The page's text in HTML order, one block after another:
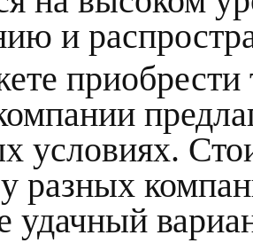
и
приобрести
условиях.
разных
удачный